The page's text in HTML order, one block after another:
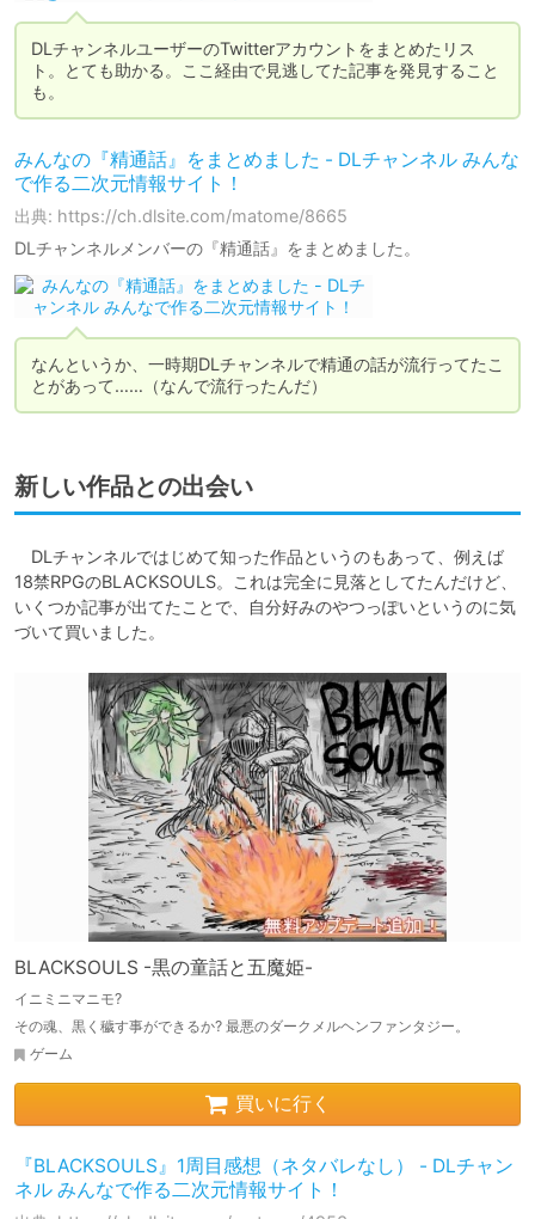
DLチャンネルユーザーのTwitterアカウントをまとめたリス
ト。とても助かる。ここ経由で見逃してた記事を発見すること
も。
みんなの『精通話』をまとめました - DLチャンネル みんな
で作る二次元情報サイト！
出典: https://ch.dlsite.com/matome/8665
DLチャンネルメンバーの『精通話』をまとめました。
なんというか、一時期DLチャンネルで精通の話が流行ってたこ
とがあって……（なんで流行ったんだ）
新しい作品との出会い
DLチャンネルではじめて知った作品というのもあって、例えば
18禁RPGのBLACKSOULS。これは完全に見落としてたんだけど、
いくつか記事が出てたことで、自分好みのやつっぽいというのに気
づいて買いました。
BLACKSOULS -黒の童話と五魔姫-
イニミニマニモ?
その魂、黒く穢す事ができるか? 最悪のダークメルヘンファンタジー。
ゲーム
買いに行く
『BLACKSOULS』1周目感想（ネタバレなし） - DLチャン
ネル みんなで作る二次元情報サイト！